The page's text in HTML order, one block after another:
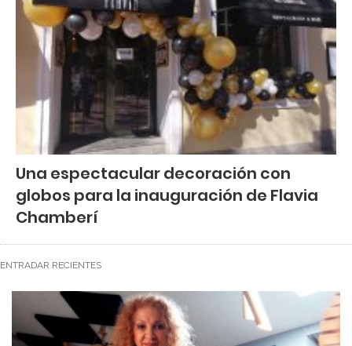
Una espectacular decoración con
globos para la inauguración de Flavia
Chamberí
ENTRADAR RECIENTES